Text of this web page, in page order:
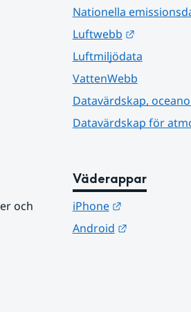
Nationella
Luftwebb
Länk till
Luftmiljödata
VattenWebb
Datavärdskap,
Datavärdskap för
och
Väderappar
iPhone
Länk till
Android
Länk till